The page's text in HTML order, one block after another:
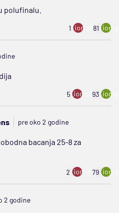
polufinalu.
1 ion:minus
81
5 ion:minus
93
pre oko 2 godine
bacanja 25-8 za
2 ion:minus
79
2 godine